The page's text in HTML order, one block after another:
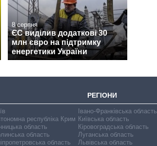
8 серпня
ЄС виділив додаткові 30
млн євро на підтримку
енергетики України
РЕГІОНИ
республіка Крим
область
область
область
Івано-Франківська область
Київська область
Кіровоградська область
Луганська область
Львівська область